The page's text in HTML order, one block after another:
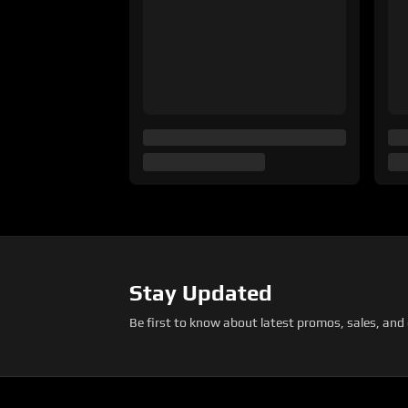
Stay Updated
Be first to know about latest promos, sales, and